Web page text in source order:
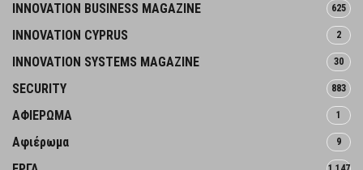
INNOVATION BUSINESS MAGAZINE 625
INNOVATION CYPRUS 2
INNOVATION SYSTEMS MAGAZINE 30
SECURITY 883
ΑΦΙΕΡΩΜΑ 1
Αφιέρωμα 9